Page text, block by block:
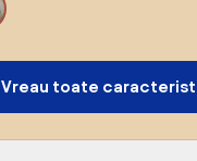
Vreau toate